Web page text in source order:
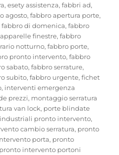
,esety assistenza,fabbri ad,
agosto,fabbro apertura porte,
fabbro di domenica,fabbro
finestre,fabbro
notturno,fabbro porte,
pronto intervento,fabbro
sabato,fabbro serrature,
subito,fabbro urgente,fichet
, interventi emergenza
prezzi, montaggio serratura
van lock, porte blindate
pronto intervento,
cambio serratura, pronto
porta, pronto
pronto intervento portoni